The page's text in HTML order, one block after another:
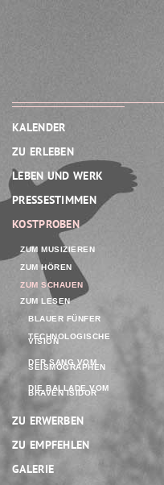
KALENDER
ZU ERLEBEN
LEBEN UND WERK
PRESSESTIMMEN
KOSTPROBEN
ZUM MUSIZIEREN
ZUM HÖREN
ZUM SCHAUEN
ZUM LESEN
BLAUER FÜNFER
TECHNOLOGISCHE
VISION
DER SANG VOM
SEISMOGRAPHEN
DIE BALLADE VOM
BRAVEN ISIDOR
ZU ERWERBEN
ZU EMPFEHLEN
GALERIE